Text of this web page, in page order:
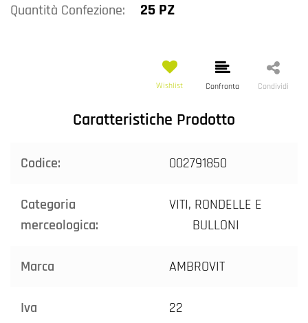
Quantità Confezione: 25 PZ
Wishlist Confronta Condividi
Caratteristiche Prodotto
Codice: 002791850
Categoria
merceologica:
VITI, RONDELLE E
BULLONI
Marca AMBROVIT
Iva 22